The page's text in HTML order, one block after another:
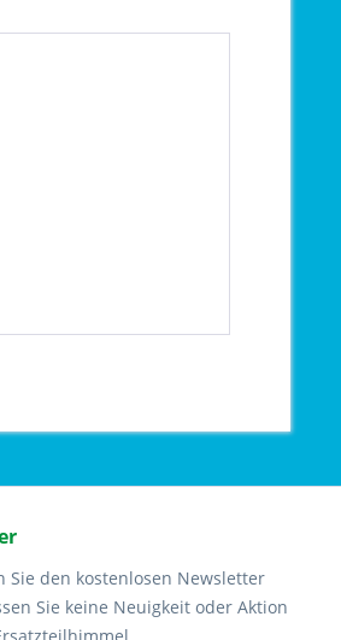
Sie den kostenlosen Newsletter
Sie keine Neuigkeit oder Aktion